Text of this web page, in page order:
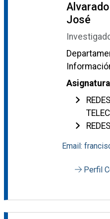
José
Email:
Perfil